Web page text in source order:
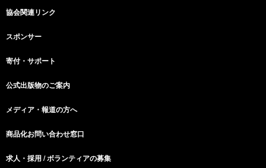
協会関連リンク
スポンサー
寄付・サポート
公式出版物のご案内
メディア・報道の方へ
商品化お問い合わせ窓口
求人・採用 / ボランティアの募集